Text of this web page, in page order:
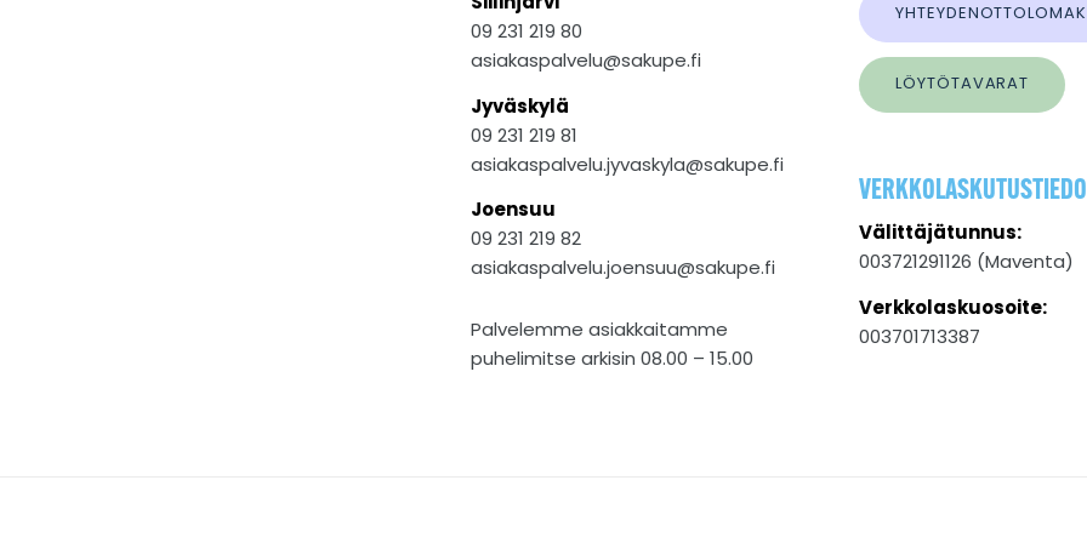
09 231 219 80
asiakaspalvelu@sakupe.fi
Jyväskylä
09 231 219 81
asiakaspalvelu.jyvaskyla@sakupe.fi
Joensuu
09 231 219 82
asiakaspalvelu.joensuu@sakupe.fi
Palvelemme asiakkaitamme
puhelimitse arkisin 08.00 – 15.00
LÖYTÖTAVARAT
Välittäjätunnus:
003721291126 (Maventa)
Verkkolaskuosoite:
003701713387